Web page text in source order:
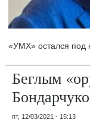
«УМХ» остался под
Беглым
пт, 12/03/2021 - 15:13